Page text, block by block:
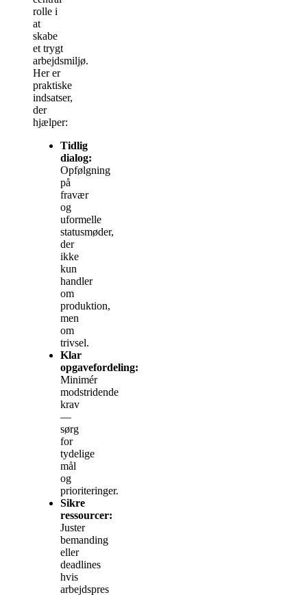
rolle i
at
skabe
et trygt
arbejdsmiljø.
Her er
praktiske
indsatser,
der
hjælper:
Tidlig
dialog:
Opfølgning
på
fravær
og
uformelle
statusmøder,
der
ikke
kun
handler
om
produktion,
men
om
trivsel.
Klar
opgavefordeling:
Minimér
modstridende
krav
—
sørg
for
tydelige
mål
og
prioriteringer.
Sikre
ressourcer:
Juster
bemanding
eller
deadlines
hvis
arbejdspres